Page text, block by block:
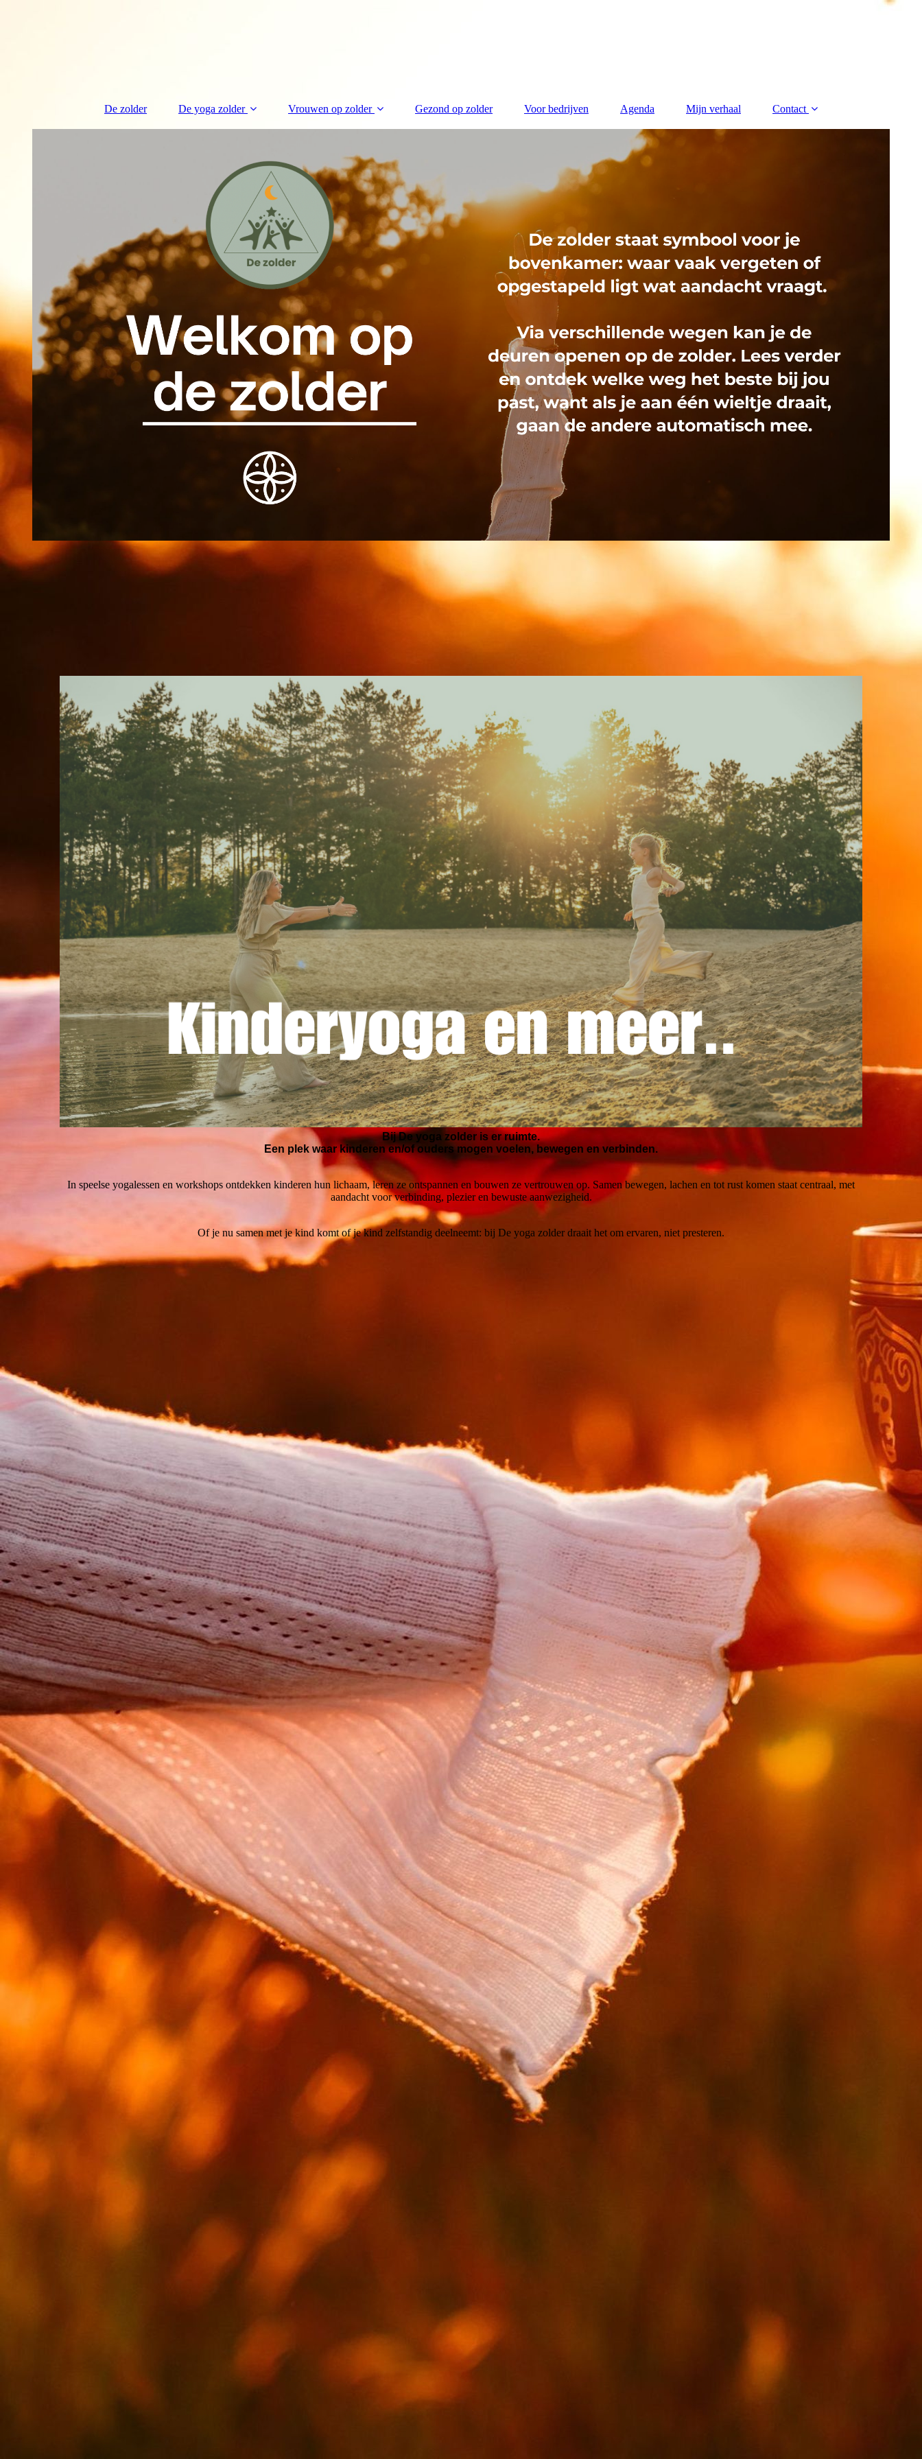
De zolder De yoga zolder Vrouwen op zolder Gezond op zolder Voor bedrijven Agenda Mijn verhaal Contact
Bij De yoga zolder is er ruimte.
Een plek waar kinderen en/of ouders mogen voelen, bewegen en verbinden.
In speelse yogalessen en workshops ontdekken kinderen hun lichaam, leren ze ontspannen en bouwen ze vertrouwen op. Samen bewegen, lachen en tot rust komen staat centraal, met
aandacht voor verbinding, plezier en bewuste aanwezigheid.
Of je nu samen met je kind komt of je kind zelfstandig deelneemt: bij De yoga zolder draait het om ervaren, niet presteren.